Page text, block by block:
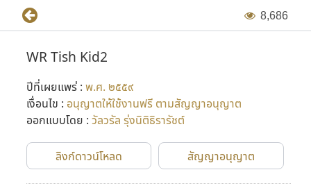
8,686
WR Tish Kid2
ปีที่เผยแพร่ : พ.ศ. ๒๕๕๙
เงื่อนไข : อนุญาตให้ใช้งานฟรี ตามสัญญาอนุญาต
ออกแบบโดย : วัลวรัล รุ่งนิติธิรารัชต์
ลิงก์ดาวน์โหลด สัญญาอนุญาต